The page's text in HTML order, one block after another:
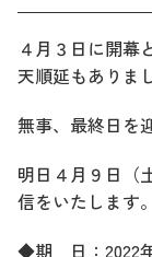
４月３日に開幕
天順延もありま
無事、最終日を
明日４月９日（
信をいたします。
◆期 日：2022年